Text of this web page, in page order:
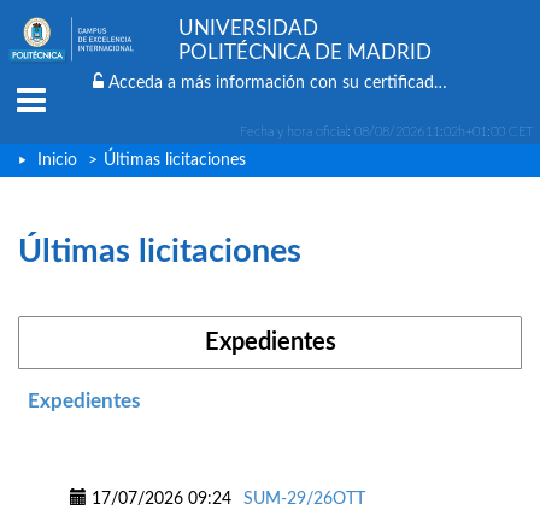
Fecha y hora oficial: 08/08/202611:02h+01:00 CET
UNIVERSIDAD
POLITÉCNICA DE MADRID
Acceda a más información con su certificado digital
Inicio > Últimas licitaciones
Últimas licitaciones
Expedientes
Expedientes
17/07/2026 09:24 SUM-29/26OTT